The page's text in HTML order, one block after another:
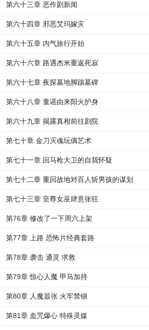
第六十三章 恶作剧新闻
第六十四章 邪恶艾玛嫁灾
第六十五章 内气旅行开始
第六十六章 路遇杰米重返死寂
第六十七章 夜探墓地脚踹墓碑
第六十八章 童谣由来阳火护身
第六十九章 揭露真相前往剧院
第七十章 金刀灭魂玩偶艺术
第七十一章 回马枪大卫的自我怀疑
第七十二章 重回故地对百人斩男孩的谋划
第七十三章 至尊女巫肆意张狂
第76章 修改了一下周六上架
第77章 上路 恐怖片经典套路
第78章 袭击 通灵 求救
第79章 惊心人魔 甲马加持
第80章 人魔嚣张 火牢禁锢
第81章 血咒爆心 特殊灵媒